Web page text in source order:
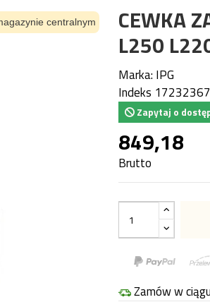
centralnym CEWKA
L250
Marka: IPG
Indeks 17232367
Zapytaj o
849,18
Brutto
Zamów w ciągu